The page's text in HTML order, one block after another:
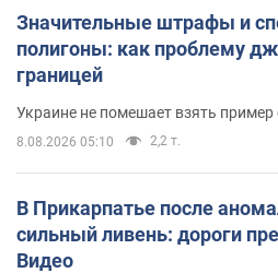
Значительные штрафы и
полигоны: как проблему
границей
Украине не помешает взять пример
8.08.2026 05:10 2,2 т.
В Прикарпатье после
сильный ливень: дороги
Видео